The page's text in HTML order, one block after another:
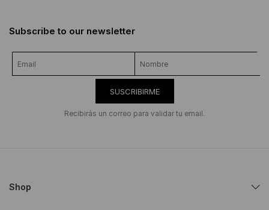
Subscribe to our newsletter
SUSCRIBIRME
Recibirás un correo para validar tu email.
Shop